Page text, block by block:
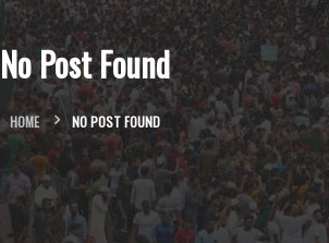
No Post Found
HOME NO POST FOUND